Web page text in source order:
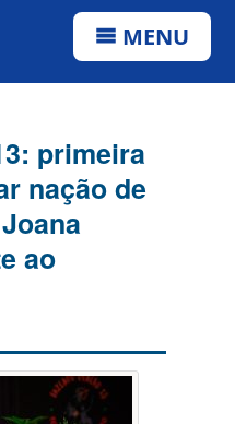
MENU
primeira
nação de
ao